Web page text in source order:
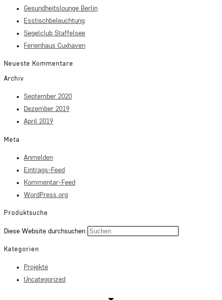
Gesundheitslounge Berlin
Esstischbeleuchtung
Segelclub Staffelsee
Ferienhaus Cuxhaven
Neueste Kommentare
Archiv
September 2020
Dezember 2019
April 2019
Meta
Anmelden
Eintrags-Feed
Kommentar-Feed
WordPress.org
Produktsuche
Diese Website durchsuchen
Kategorien
Projekte
Uncategorized